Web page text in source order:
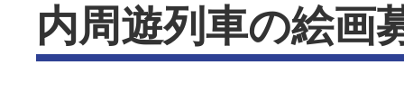
内周遊列車の絵画